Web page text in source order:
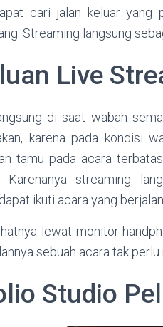
cari jalan keluar
Streaming langsung
Live
di saat wabah
karena pada kondisi
tamu pada acara
Karenanya streaming
ikuti acara yang berjalan.
lewat monitor
sebuah acara tak
Studio